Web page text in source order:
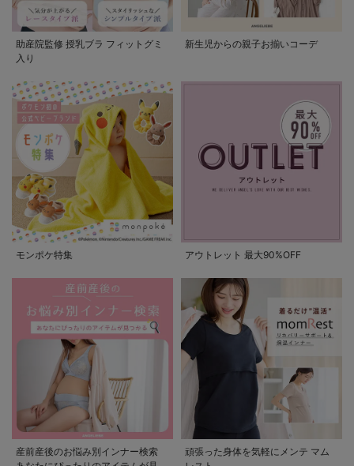
助産院監修 授乳ブラ フィットグミ
入り
新生児からの親子お揃いコーデ
モンポケ特集 アウトレット 最大90%OFF
産前産後のお悩み別インナー検索
頑張った身体を気軽にメンテ マム